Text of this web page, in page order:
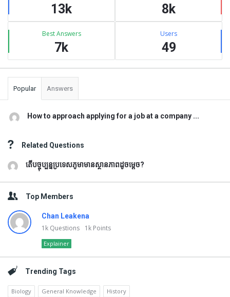
13k 8k
Best Answers
7k
Users
49
Popular Answers
How to approach applying for a job at a company ...
Related Questions
តើបច្ចុប្បន្នប្រទេសភូមាមានស្ថានភាពដូចម្តេច?
Top Members
Chan Leakena
1k Questions 1k Points
Explainer
Trending Tags
Biology General Knowledge History